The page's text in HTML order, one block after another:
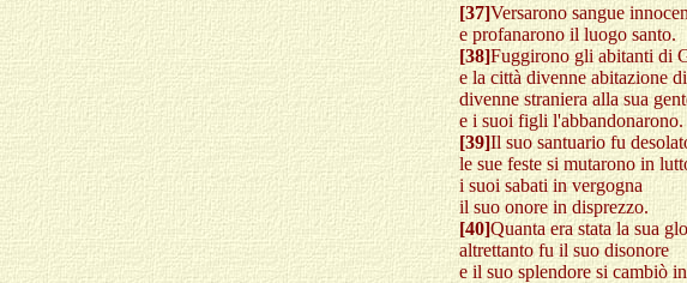
[37]Versarono sangue
e profanarono il luogo santo.
[38]Fuggirono gli abitanti di
e la città divenne abitazione
divenne straniera alla sua
e i suoi figli l'abbandonarono.
[39]Il suo santuario fu
le sue feste si mutarono in
i suoi sabati in vergogna
il suo onore in disprezzo.
[40]Quanta era stata la sua
altrettanto fu il suo disonore
e il suo splendore si cambiò